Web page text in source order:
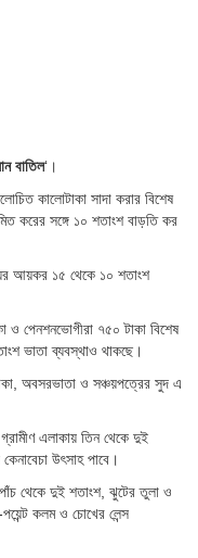
বাতিল‘।
কালোটাকা সাদা করার বিশেষ
করের সঙ্গে ১০ শতাংশ বাড়তি কর
আয়কর ১৫ থেকে ১০ শতাংশ
ও পেনশনভোগীরা ৭৫০ টাকা বিশেষ
ভাতা ব্যবস্থাও থাকছে।
অবসরভাতা ও সঞ্চয়পত্রের সুদ এ
এলাকায় তিন থেকে দুই
উৎসাহ পাবে।
থেকে দুই শতাংশ, ঝুটের তুলা ও
কলম ও চোখের লেন্স